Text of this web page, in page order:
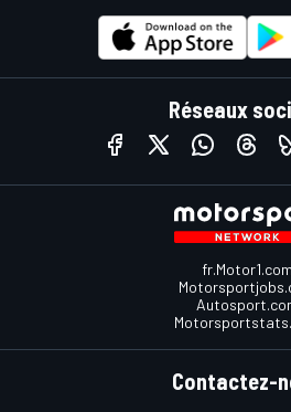
Réseaux
fr.Motor1.com
Contactez-